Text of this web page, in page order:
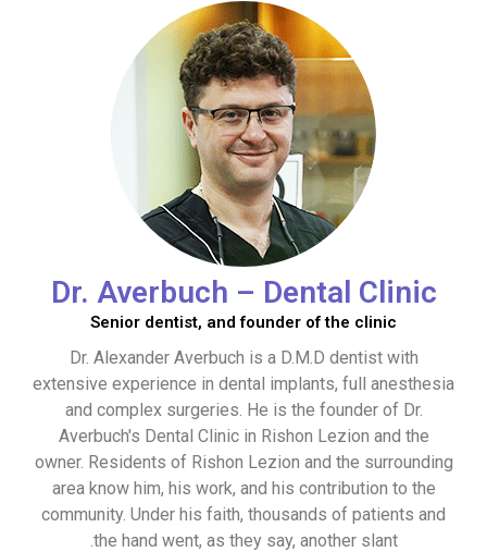
Dr. Averbuch – Dental Clinic
Senior dentist, and founder of the clinic
Dr. Alexander Averbuch is a D.M.D dentist with
extensive experience in dental implants, full anesthesia
and complex surgeries. He is the founder of Dr.
Averbuch's Dental Clinic in Rishon Lezion and the
owner. Residents of Rishon Lezion and the surrounding
area know him, his work, and his contribution to the
community. Under his faith, thousands of patients and
the hand went, as they say, another slant.